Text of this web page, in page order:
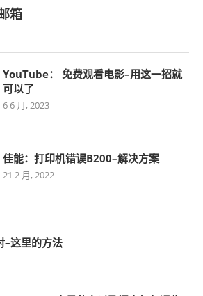
箱
YouTube： 免费观看电影–用这一招就
可以了
6 6 月, 2023
佳能：打印机错误B200–解决方案
21 2 月, 2022
–这里的方法